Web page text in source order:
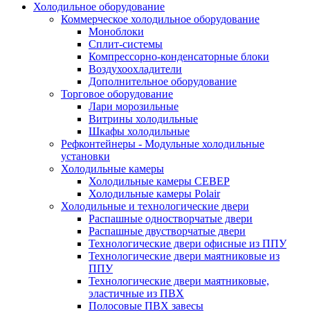
Холодильное оборудование
Коммерческое холодильное оборудование
Моноблоки
Сплит-системы
Компрессорно-конденсаторные блоки
Воздухоохладители
Дополнительное оборудование
Торговое оборудование
Лари морозильные
Витрины холодильные
Шкафы холодильные
Рефконтейнеры - Модульные холодильные
установки
Холодильные камеры
Холодильные камеры СЕВЕР
Холодильные камеры Polair
Холодильные и технологические двери
Распашные одностворчатые двери
Распашные двустворчатые двери
Технологические двери офисные из ППУ
Технологические двери маятниковые из
ППУ
Технологические двери маятниковые,
эластичные из ПВХ
Полосовые ПВХ завесы